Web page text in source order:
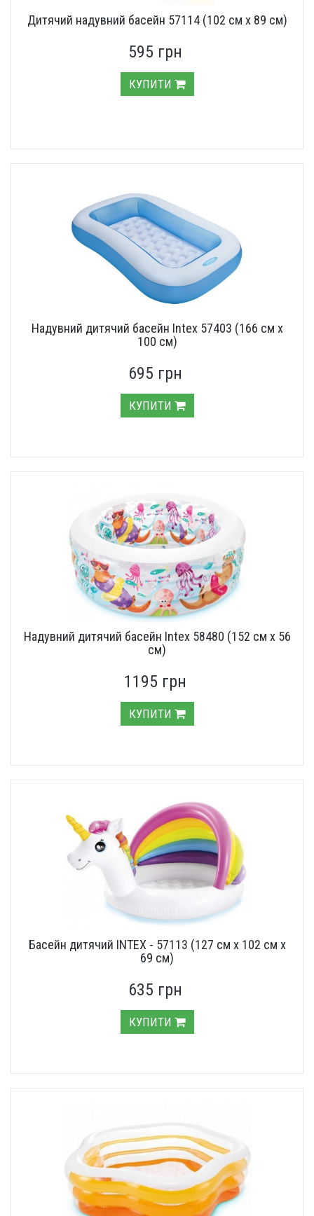
Дитячий надувний басейн 57114 (102 см х 89 см)
595 грн
КУПИТИ
Надувний дитячий басейн Intex 57403 (166 см х
100 см)
695 грн
КУПИТИ
Надувний дитячий басейн Intex 58480 (152 см х 56
см)
1195 грн
КУПИТИ
Басейн дитячий INTEX - 57113 (127 см х 102 см х
69 см)
635 грн
КУПИТИ